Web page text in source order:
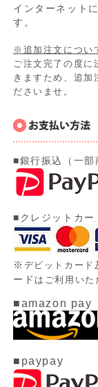
インターネット
す。
※追加注文につい
ご注文完了の度に
きますため、追加
ださいませ。
■銀行振込（一部
■クレジットカー
※ デビットカード
ード はご利用いた
■amazon pay
■paypay